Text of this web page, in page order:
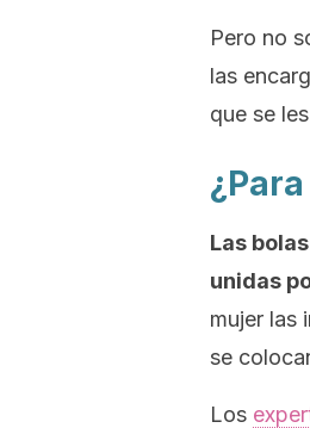
Pero no
las
que se
Las
unidas
mujer las
se
Los